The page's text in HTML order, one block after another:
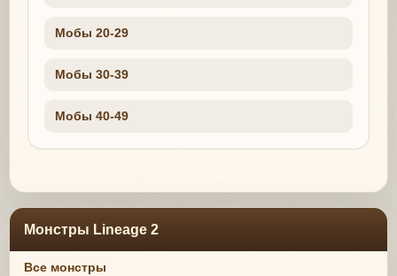
Мобы 20-29
Мобы 30-39
Мобы 40-49
Монстры Lineage 2
Все монстры